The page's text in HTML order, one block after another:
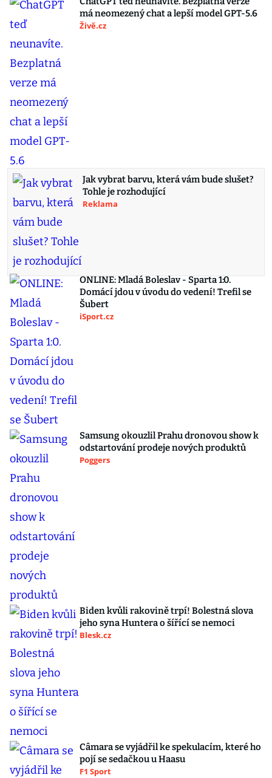
má neomezený chat a lepší model GPT-5.6
Živě.cz
Jak vybrat barvu, která vám bude slušet?
Tohle je rozhodující
Reklama
ONLINE: Mladá Boleslav - Sparta 1:0.
Domácí jdou v úvodu do vedení! Trefil se
Šubert
iSport.cz
Samsung okouzlil Prahu dronovou show k
odstartování prodeje nových produktů
Poggers
Biden kvůli rakovině trpí! Bolestná slova
jeho syna Huntera o šířící se nemoci
Blesk.cz
Câmara se vyjádřil ke spekulacím, které ho
pojí se sedačkou u Haasu
F1 Sport